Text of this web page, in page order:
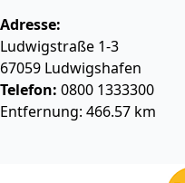
Adresse:
Ludwigstraße 1-3
67059 Ludwigshafen
Telefon: 0800 1333300
Entfernung: 466.57 km